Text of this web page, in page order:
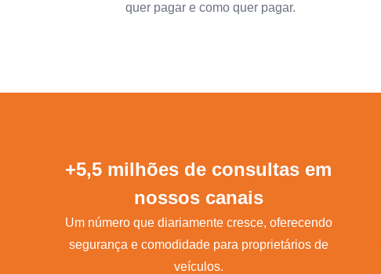
quer pagar e como quer pagar.
+5,5 milhões de consultas em
nossos canais
Um número que diariamente cresce, oferecendo
segurança e comodidade para proprietários de
veículos.